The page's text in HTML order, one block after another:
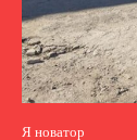
Я новатор